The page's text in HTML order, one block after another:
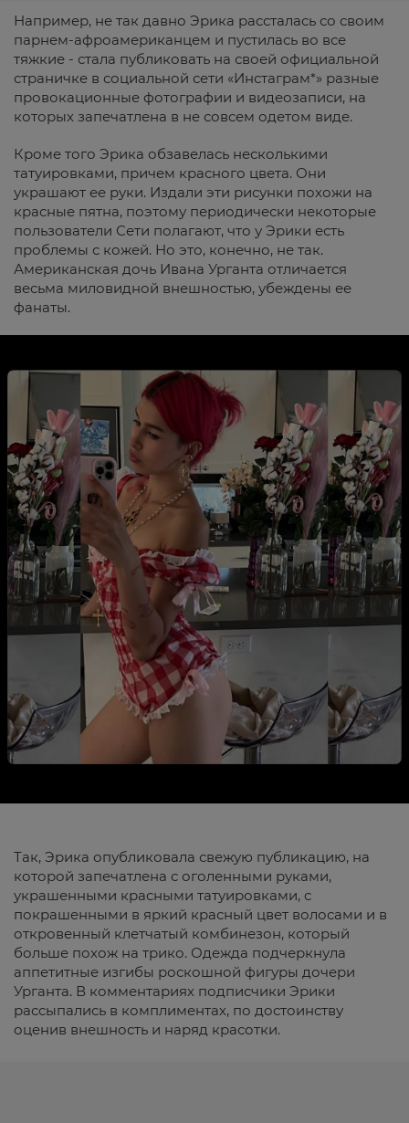
Например, не так давно Эрика рассталась со своим
парнем-афроамериканцем и пустилась во все
тяжкие - стала публиковать на своей официальной
страничке в социальной сети «Инстаграм*» разные
провокационные фотографии и видеозаписи, на
которых запечатлена в не совсем одетом виде.
Кроме того Эрика обзавелась несколькими
татуировками, причем красного цвета. Они
украшают ее руки. Издали эти рисунки похожи на
красные пятна, поэтому периодически некоторые
пользователи Сети полагают, что у Эрики есть
проблемы с кожей. Но это, конечно, не так.
Американская дочь Ивана Урганта отличается
весьма миловидной внешностью, убеждены ее
фанаты.
Так, Эрика опубликовала свежую публикацию, на
которой запечатлена с оголенными руками,
украшенными красными татуировками, с
покрашенными в яркий красный цвет волосами и в
откровенный клетчатый комбинезон, который
больше похож на трико. Одежда подчеркнула
аппетитные изгибы роскошной фигуры дочери
Урганта. В комментариях подписчики Эрики
рассыпались в комплиментах, по достоинству
оценив внешность и наряд красотки.